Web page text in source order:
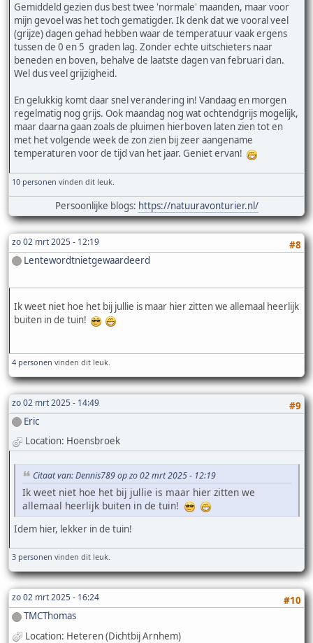
Gemiddeld gezien dus best twee 'normale' maanden, maar voor
mijn gevoel was het toch gematigder. Ik denk dat we vooral veel
(grijze) dagen gehad hebben waar de temperatuur vaak ergens
tussen de 0 en 5 graden lag. Zonder echte uitschieters naar
beneden en boven, behalve de laatste dagen van februari dan.
Wel dus veel grijzigheid.
En gelukkig komt daar snel verandering in! Vandaag en morgen
regelmatig nog grijs. Ook maandag nog wat ochtendgrijs mogelijk,
maar daarna gaan zoals de pluimen hierboven laten zien tot en
met het volgende week de zon zien bij zeer aangename
temperaturen voor de tijd van het jaar. Geniet ervan!
10 personen vinden dit leuk.
Persoonlijke blogs: https://natuuravonturier.nl/
zo 02 mrt 2025 - 12:19
#8
Lentewordtnietgewaardeerd
Ik weet niet hoe het bij jullie is maar hier zitten we allemaal heerlijk
buiten in de tuin!
4 personen vinden dit leuk.
zo 02 mrt 2025 - 14:49
#9
Eric
Location: Hoensbroek
Citaat van: Dennis789 op zo 02 mrt 2025 - 12:19
Ik weet niet hoe het bij jullie is maar hier zitten we
allemaal heerlijk buiten in de tuin!
Idem hier, lekker in de tuin!
3 personen vinden dit leuk.
zo 02 mrt 2025 - 16:24
#10
TMCThomas
Location: Heteren (Dichtbij Arnhem)